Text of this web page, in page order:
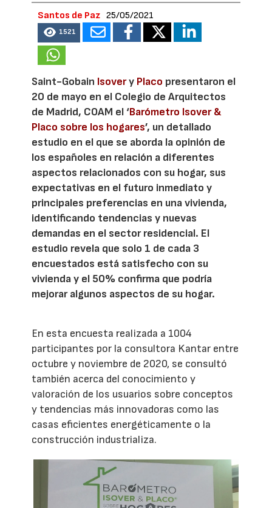
Santos de Paz 25/05/2021
1521
Saint-Gobain Isovery Placo presentaron el
20 de mayo en el Colegio de Arquitectos
de Madrid, COAM el ‘Barómetro Isover &
Placo sobre los hogares’, un detallado
estudio en el que se aborda la opinión de
los españoles en relación a diferentes
aspectos relacionados con su hogar, sus
expectativas en el futuro inmediato y
principales preferencias en una vivienda,
identificando tendencias y nuevas
demandas en el sector residencial. El
estudio revela que solo 1 de cada 3
encuestados está satisfecho con su
vivienda y el 50% confirma que podría
mejorar algunos aspectos de su hogar.
En esta encuesta realizada a 1004
participantes por la consultora Kantar entre
octubre y noviembre de 2020, se consultó
también acerca del conocimiento y
valoración de los usuarios sobre conceptos
y tendencias más innovadoras como las
casas eficientes energéticamente o la
construcción industrializa.